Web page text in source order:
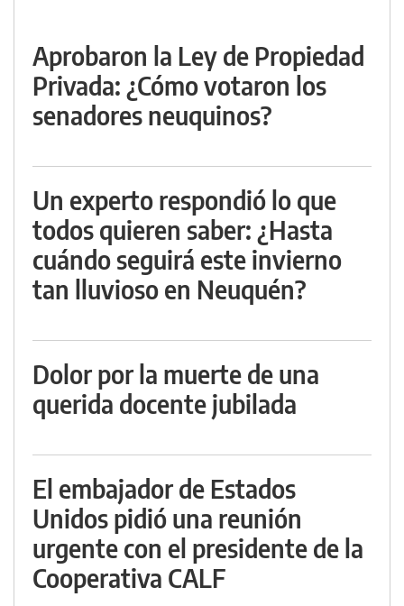
Aprobaron la Ley de Propiedad
Privada: ¿Cómo votaron los
senadores neuquinos?
Un experto respondió lo que
todos quieren saber: ¿Hasta
cuándo seguirá este invierno
tan lluvioso en Neuquén?
Dolor por la muerte de una
querida docente jubilada
El embajador de Estados
Unidos pidió una reunión
urgente con el presidente de la
Cooperativa CALF